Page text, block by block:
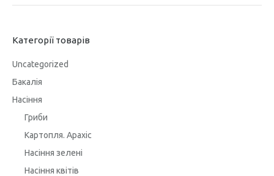
Категорії товарів
Uncategorized
Бакалія
Насіння
Гриби
Картопля. Арахіс
Насіння зелені
Насіння квітів